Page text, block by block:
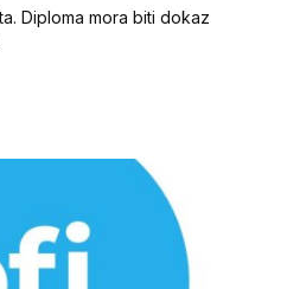
Diploma mora biti dokaz